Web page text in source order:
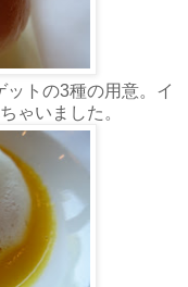
トの3種の用意。イ
ゃいました。